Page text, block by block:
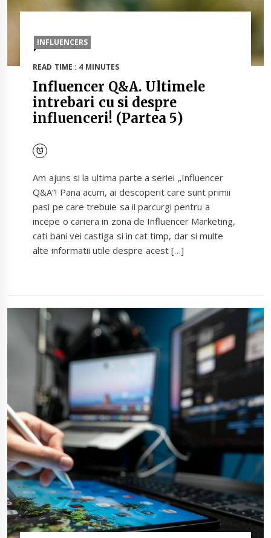
INFLUENCERS
READ TIME : 4 MINUTES
Influencer Q&A. Ultimele
intrebari cu si despre
influenceri! (Partea 5)
Am ajuns si la ultima parte a seriei „Influencer
Q&A”! Pana acum, ai descoperit care sunt primii
pasi pe care trebuie sa ii parcurgi pentru a
incepe o cariera in zona de Influencer Marketing,
cati bani vei castiga si in cat timp, dar si multe
alte informatii utile despre acest […]